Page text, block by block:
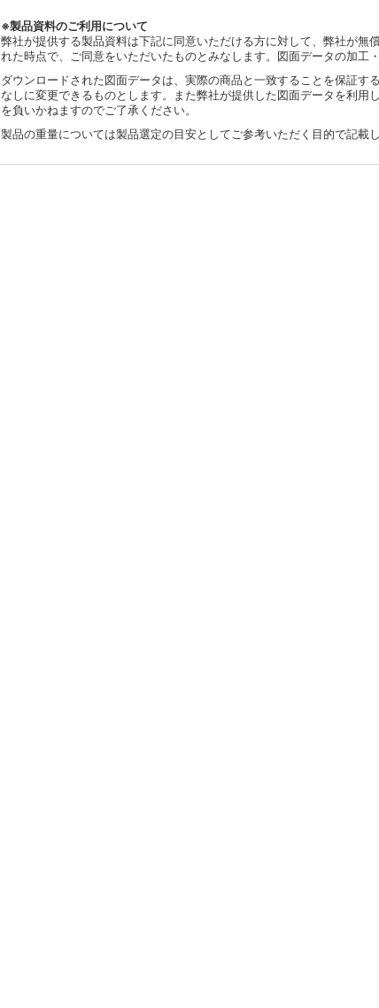
※製品資料のご利用について
弊社が提供する製品資料は下記に同意いただける方に対して、弊社が無
れた時点で、ご同意をいただいたものとみなします。図面データの加工
ダウンロードされた図面データは、実際の商品と一致することを保証
なしに変更できるものとします。また弊社が提供した図面データを利
を負いかねますのでご了承ください。
製品の重量については製品選定の目安としてご参考いただく目的で記載